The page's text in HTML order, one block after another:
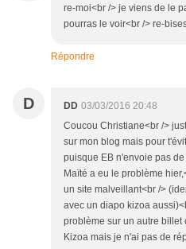
re-moi<br /> je viens de le
pourras le voir<br /> re-
Répondre
D DD 03/03/2016 20:48
Coucou Christiane<br />
sur mon blog mais pour
puisque EB n'envoie pas
Maïté a eu le problème
un site malveillant<br />
avec un diapo kizoa
problème sur un autre billet
Kizoa mais je n'ai pas de